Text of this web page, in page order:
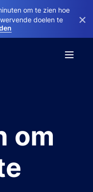
om te zien hoe
doelen te
×
om